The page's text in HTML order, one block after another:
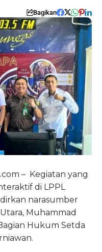
Bagikan
– Kegiatan yang
di LPPL
narasumber
Muhammad
Hukum Setda